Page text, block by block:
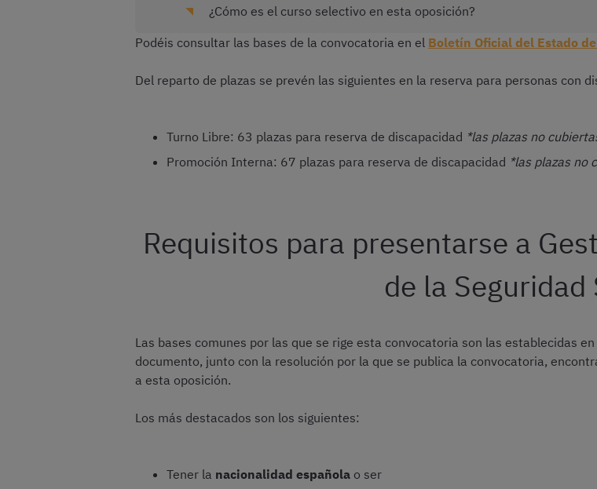
¿Cómo es el curso selectivo en esta oposición?
Podéis consultar las bases de la convocatoria en el Boletín Oficial del Estado
Del reparto de plazas se prevén las siguientes en la reserva para personas con
Turno Libre: 63 plazas para reserva de discapacidad *las plazas no
Promoción Interna: 67 plazas para reserva de discapacidad *las plazas no
Requisitos para presentarse a
de la Seguridad
Las bases comunes por las que se rige esta convocatoria son las establecidas en
documento, junto con la resolución por la que se publica la convocatoria,
a esta oposición.
Los más destacados son los siguientes:
Tener la nacionalidad española o ser